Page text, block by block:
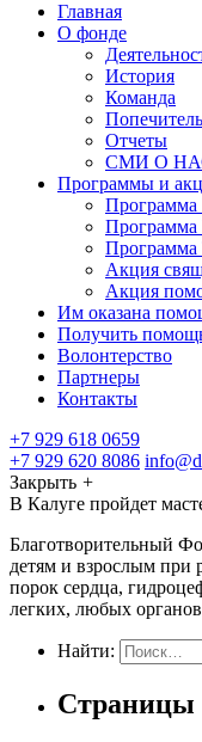
Главная
О фонде
История
Команда
Отчеты
СМИ О
Программы и
Программа
Программа
Программа
Акция
Акция
Им оказана
Получить
Волонтерство
Партнеры
Контакты
+7 929 618 0659
+7 929 620 8086
Закрыть +
В Калуге пройдет
Благотворительный
детям и взрослым при
порок сердца,
легких, любых
Найти:
Страницы